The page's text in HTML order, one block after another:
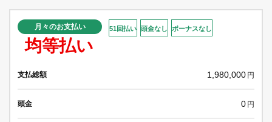
月々のお支払い
均等払い
51回払い 頭金なし ボーナスなし
支払総額 1,980,000 円
頭金 0 円